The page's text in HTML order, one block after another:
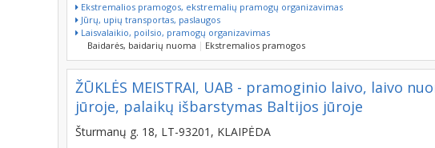
Ekstremalios pramogos, ekstremalių pramogų organizavimas
Jūrų, upių transportas, paslaugos
Laisvalaikio, poilsio, pramogų organizavimas
Baidarės, baidarių nuoma
Ekstremalios pramogos
ŽŪKLĖS MEISTRAI, UAB - pramoginio laivo, laivo
jūroje, palaikų išbarstymas Baltijos jūroje
Šturmanų g. 18, LT-93201, KLAIPĖDA